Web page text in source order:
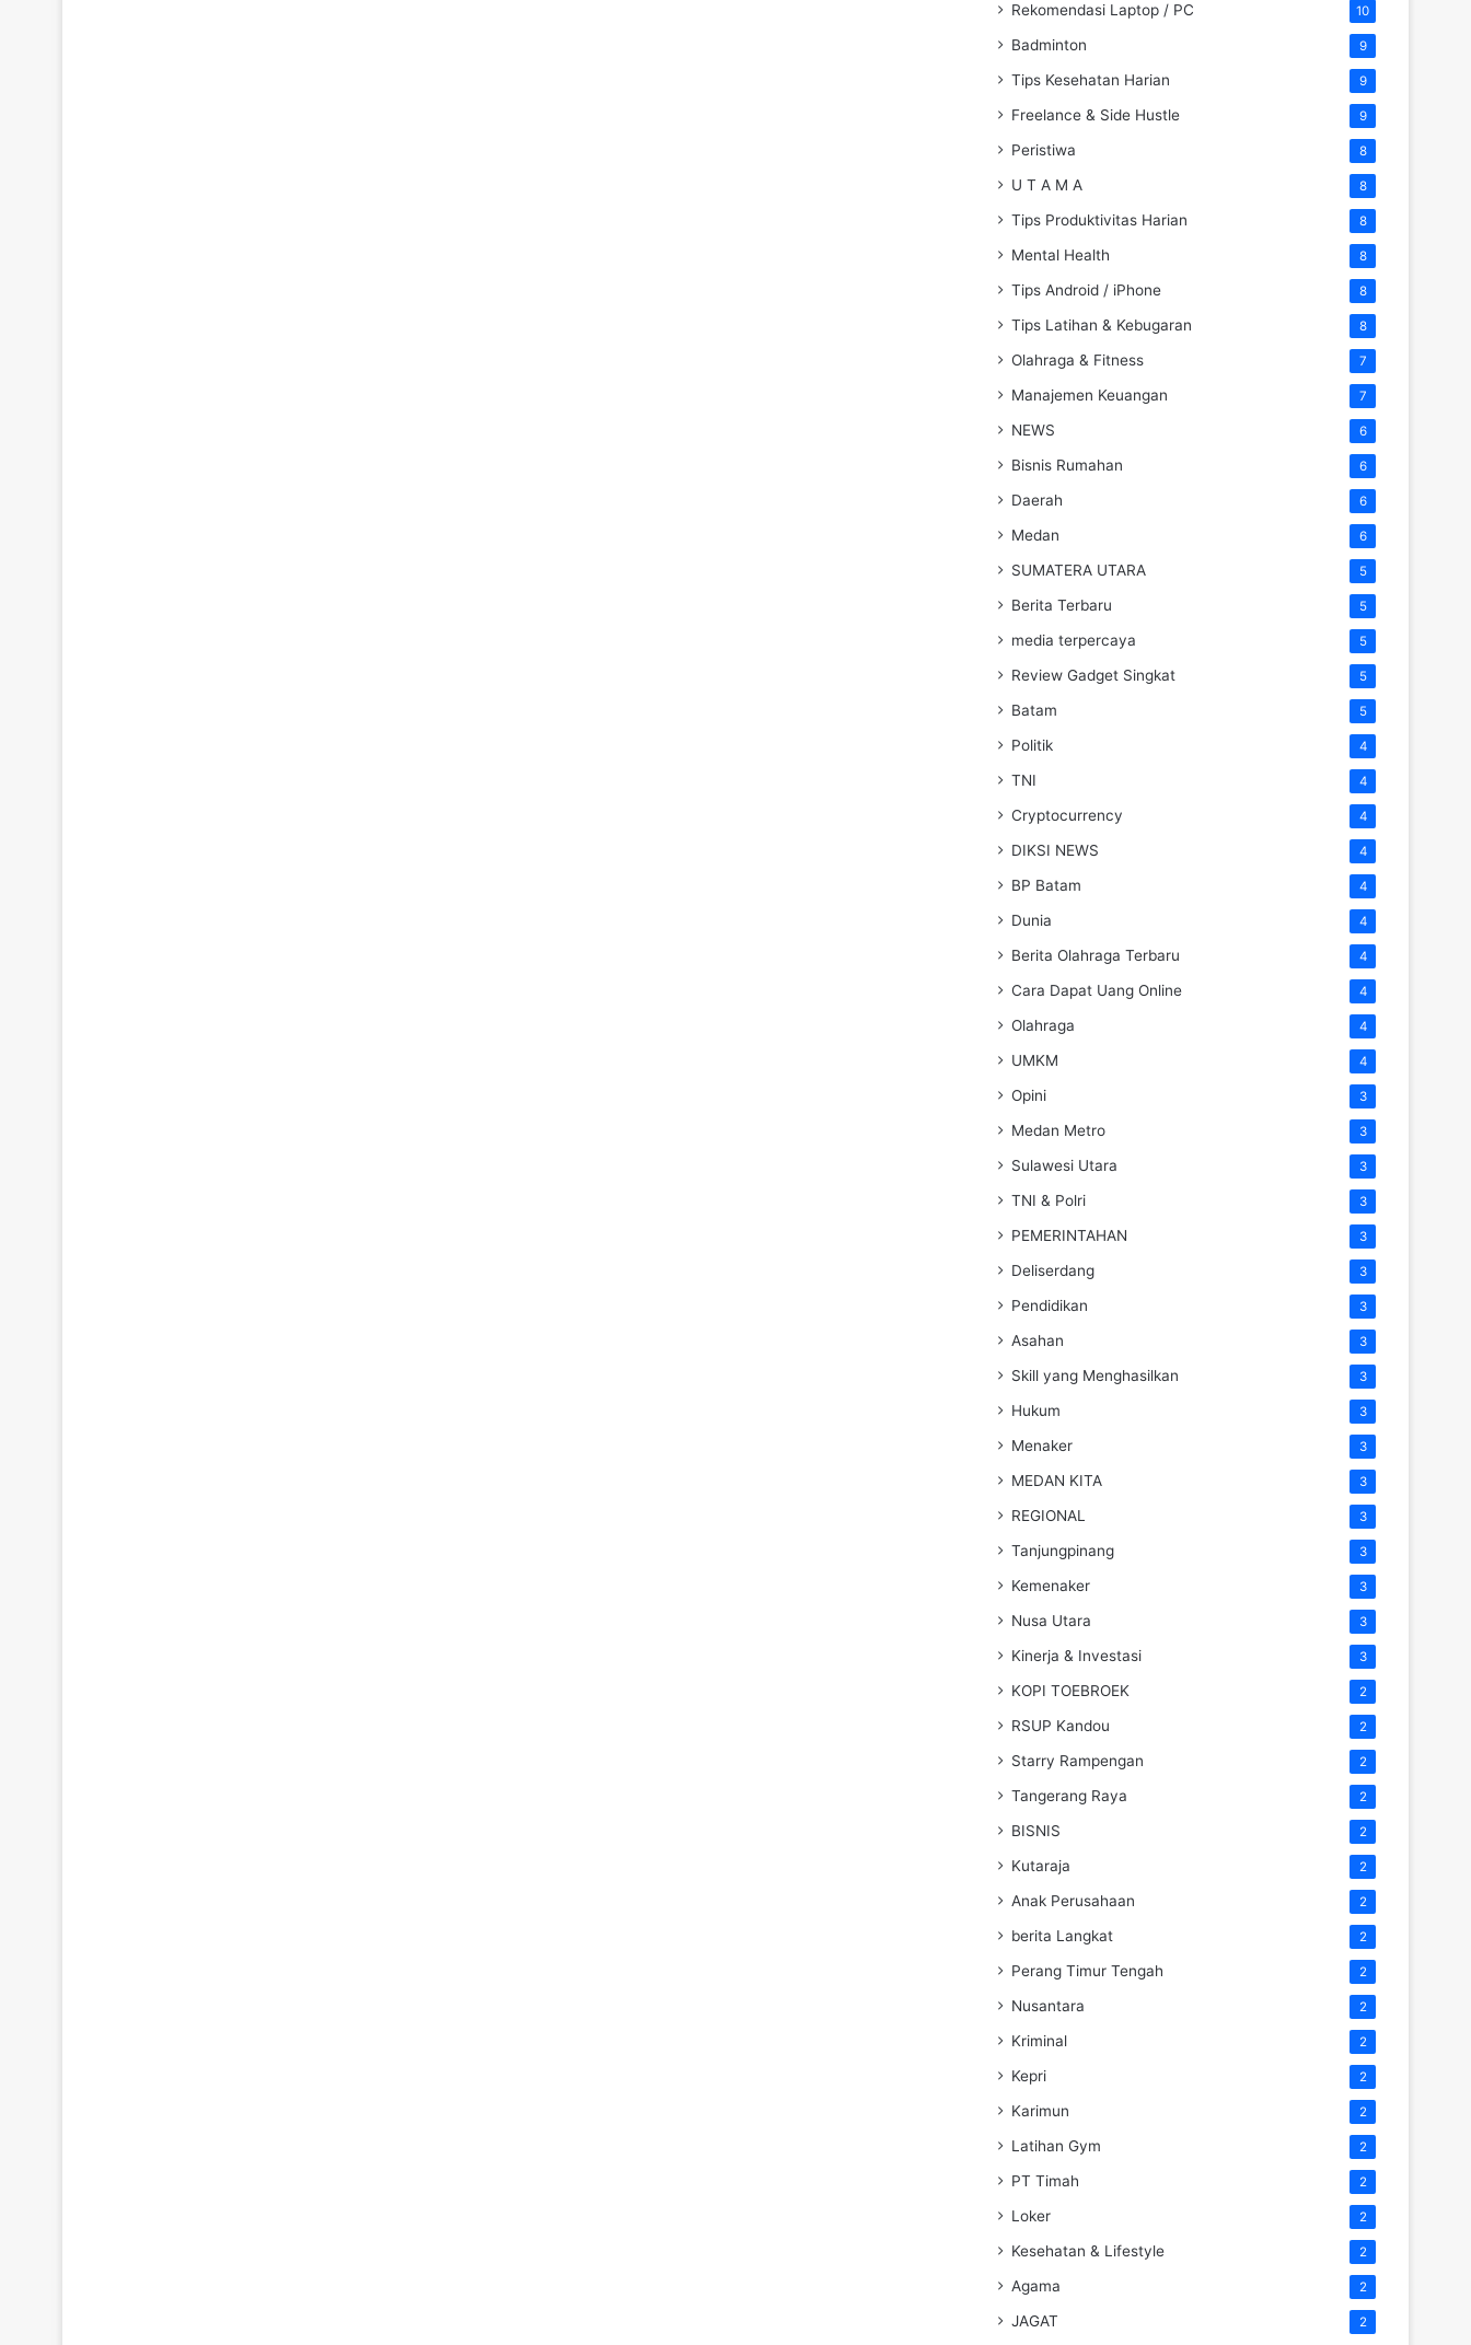
Rekomendasi Laptop / PC 10
Badminton 9
Tips Kesehatan Harian 9
Freelance & Side Hustle 9
Peristiwa 8
U T A M A 8
Tips Produktivitas Harian 8
Mental Health 8
Tips Android / iPhone 8
Tips Latihan & Kebugaran 8
Olahraga & Fitness 7
Manajemen Keuangan 7
NEWS 6
Bisnis Rumahan 6
Daerah 6
Medan 6
SUMATERA UTARA 5
Berita Terbaru 5
media terpercaya 5
Review Gadget Singkat 5
Batam 5
Politik 4
TNI 4
Cryptocurrency 4
DIKSI NEWS 4
BP Batam 4
Dunia 4
Berita Olahraga Terbaru 4
Cara Dapat Uang Online 4
Olahraga 4
UMKM 4
Opini 3
Medan Metro 3
Sulawesi Utara 3
TNI & Polri 3
PEMERINTAHAN 3
Deliserdang 3
Pendidikan 3
Asahan 3
Skill yang Menghasilkan 3
Hukum 3
Menaker 3
MEDAN KITA 3
REGIONAL 3
Tanjungpinang 3
Kemenaker 3
Nusa Utara 3
Kinerja & Investasi 3
KOPI TOEBROEK 2
RSUP Kandou 2
Starry Rampengan 2
Tangerang Raya 2
BISNIS 2
Kutaraja 2
Anak Perusahaan 2
berita Langkat 2
Perang Timur Tengah 2
Nusantara 2
Kriminal 2
Kepri 2
Karimun 2
Latihan Gym 2
PT Timah 2
Loker 2
Kesehatan & Lifestyle 2
Agama 2
JAGAT 2